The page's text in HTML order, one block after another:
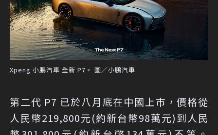
Xpeng 小鵬汽車 全新 P7。 圖／小鵬汽車
第二代 P7 已於八月底在中國上市，價格從
人民幣219,800元(約新台幣98萬元)到人民